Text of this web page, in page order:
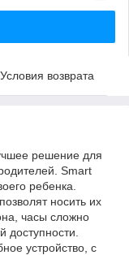
Условия возврата
решение для
Smart
ребенка.
носить их
часы сложно
доступности.
устройство, с